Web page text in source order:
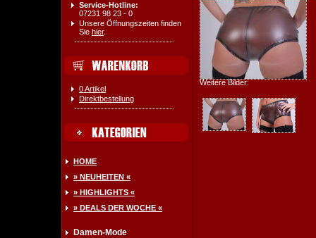
Service-Hotline:
07231 98 23 - 0
Unsere Öffnungszeiten finden
Sie hier.
0 Artikel
Direktbestellung
HOME
» NEUHEITEN «
» HIGHLIGHTS «
» DEALS DER WOCHE «
Damen-Mode
Weitere Bilder: